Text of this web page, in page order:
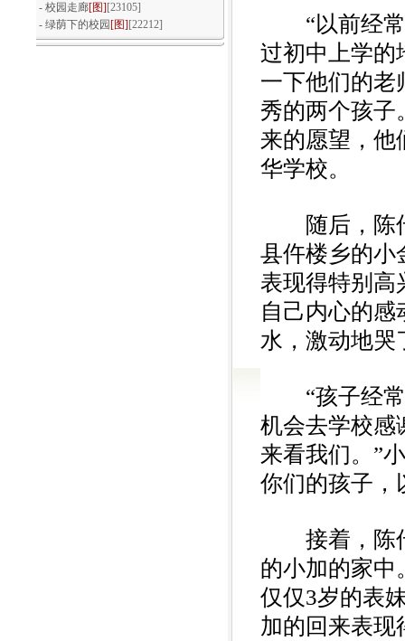
- 校园走廊[图] [23105]
- 绿荫下的校园 [图] [22212]
“以前经常
过初中上学的
一下他们的老
秀的两个孩子
来的愿望，
华学校。
随后，陈传
县仵楼乡的小
表现得特别高
自己内心的
水，激动地哭
“孩子经常
机会去学校感
来看我们。”
你们的孩子，
接着，陈传
的小加的家中
仅仅3岁的表
加的回来表现